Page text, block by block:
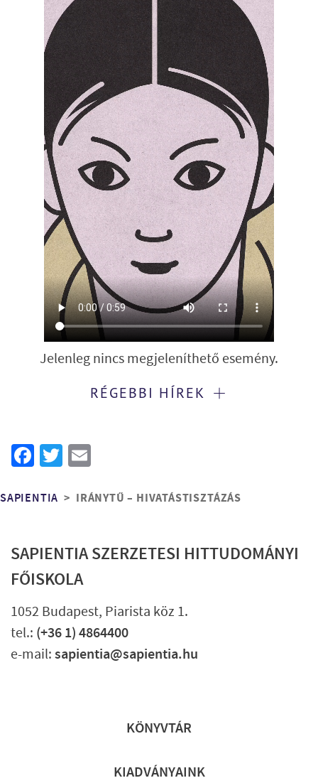
Jelenleg nincs megjeleníthető esemény.
RÉGEBBI HÍREK
Facebook
Twitter
Morzsa
SAPIENTIA IRÁNYTŰ – HIVATÁSTISZTÁZÁS
SAPIENTIA SZERZETESI HITTUDOMÁNYI
FŐISKOLA
1052 Budapest, Piarista köz 1.
tel.: (+36 1) 4864400
e-mail:sapientia@sapientia.hu
KÖNYVTÁR
KIADVÁNYAINK